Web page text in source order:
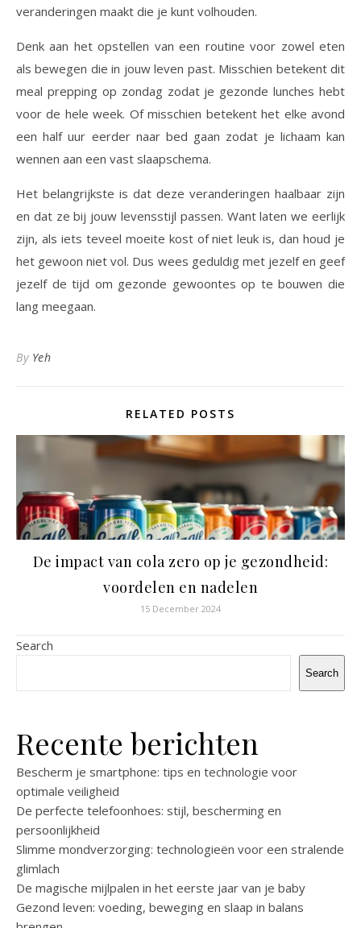
veranderingen maakt die je kunt volhouden.
Denk aan het opstellen van een routine voor zowel eten
als bewegen die in jouw leven past. Misschien betekent dit
meal prepping op zondag zodat je gezonde lunches hebt
voor de hele week. Of misschien betekent het elke avond
een half uur eerder naar bed gaan zodat je lichaam kan
wennen aan een vast slaapschema.
Het belangrijkste is dat deze veranderingen haalbaar zijn
en dat ze bij jouw levensstijl passen. Want laten we eerlijk
zijn, als iets teveel moeite kost of niet leuk is, dan houd je
het gewoon niet vol. Dus wees geduldig met jezelf en geef
jezelf de tijd om gezonde gewoontes op te bouwen die
lang meegaan.
By Yeh
RELATED POSTS
De impact van cola zero op je gezondheid:
voordelen en nadelen
15 December 2024
Search
Search
Recente berichten
Bescherm je smartphone: tips en technologie voor
optimale veiligheid
De perfecte telefoonhoes: stijl, bescherming en
persoonlijkheid
Slimme mondverzorging: technologieën voor een stralende
glimlach
De magische mijlpalen in het eerste jaar van je baby
Gezond leven: voeding, beweging en slaap in balans